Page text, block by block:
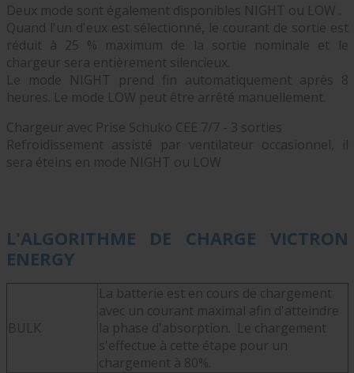
Deux mode sont également disponibles NIGHT ou LOW .
Quand l'un d'eux est sélectionné, le courant de sortie est
réduit à 25 % maximum de la sortie nominale et le
chargeur sera entièrement silencieux.
Le mode NIGHT prend fin automatiquement après 8
heures. Le mode LOW peut être arrêté manuellement.
Chargeur avec Prise Schuko CEE 7/7 - 3 sorties
Refroidissement assisté par ventilateur occasionnel, il
sera éteins en mode NIGHT ou LOW
L'ALGORITHME DE CHARGE VICTRON
ENERGY
BULK
La batterie est en cours de chargement
avec un courant maximal afin d'atteindre
la phase d'absorption. Le chargement
s'effectue à cette étape pour un
chargement à 80%.